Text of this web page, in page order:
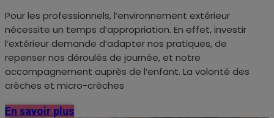
Pour les professionnels, l’environnement extérieur
nécessite un temps d’appropriation. En effet, investir
l’extérieur demande d’adapter nos pratiques, de
repenser nos déroulés de journée, et notre
accompagnement auprès de l’enfant. La volonté des
crèches et micro-crèches
En savoir plus